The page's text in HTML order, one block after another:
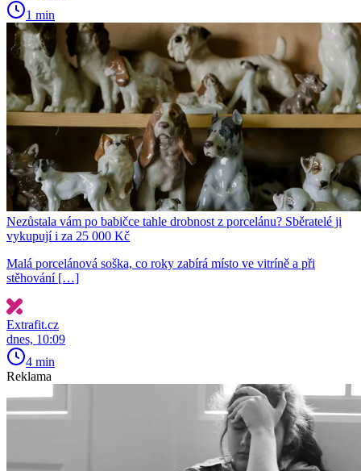
1 min
Nezůstala vám po babičce tahle drobnost z porcelánu? Sběratelé ji
vykupují i za 25 000 Kč
Malá porcelánová soška, co roky zabírá místo ve vitríně a při
stěhování […]
Extrafit.cz
dnes, 10:09
4 min
Reklama